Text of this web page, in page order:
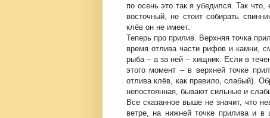
по осень это так я убедился. Так
восточный, не стоит собирать
клёв он не имеет.
Теперь про прилив. Верхняя точка
время отлива части рифов и камни,
рыба – а за ней – хищник. Если в
этого момент – в верхней точке
отлива клёв, как правило, слабый).
непостоянная, бывают сильные и
Все сказанное выше не значит, что
ветре, на нижней точке прилива и